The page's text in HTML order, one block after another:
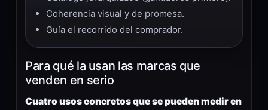
Coherencia visual y de promesa.
Guía el recorrido del comprador.
Para qué la usan las marcas que
venden en serio
Cuatro usos concretos que se pueden medir en